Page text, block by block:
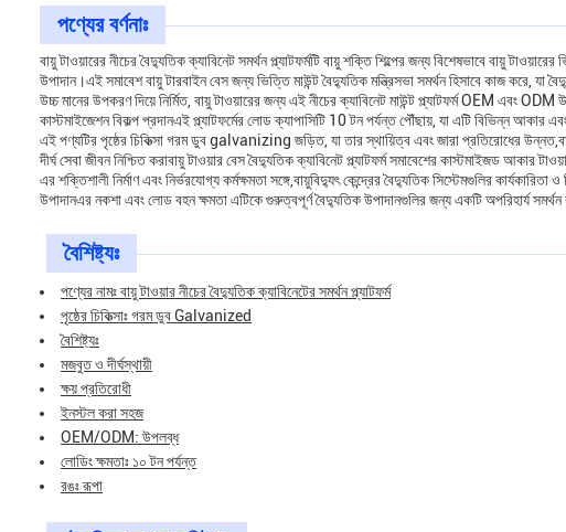
পণ্যের বর্ণনাঃ
বায়ু টাওয়ারের নীচের বৈদ্যুতিক ক্যাবিনেট সমর্থন প্ল্যাটফর্মটি বায়ু শক্তি শিল্পের জন্য বিশেষভাবে বায়ু
উপাদান।এই সমাবেশ বায়ু টারবাইন বেস জন্য ভিত্তি মাউন্ট বৈদ্যুতিক মন্ত্রিসভা সমর্থন হিসাবে কাজ করে, যা
উচ্চ মানের উপকরণ দিয়ে নির্মিত, বায়ু টাওয়ারের জন্য এই নীচের ক্যাবিনেট মাউন্ট প্ল্যাটফর্ম OEM এবং
কাস্টমাইজেশন বিকল্প প্রদানএই প্ল্যাটফর্মের লোড ক্যাপাসিটি 10 টন পর্যন্ত পৌঁছায়, যা এটি বিভিন্ন
এই পণ্যটির পৃষ্ঠের চিকিত্সা গরম ডুব galvanizing জড়িত, যা তার স্থায়িত্ব এবং জারা প্রতিরোধের
দীর্ঘ সেবা জীবন নিশ্চিত করাবায়ু টাওয়ার বেস বৈদ্যুতিক ক্যাবিনেট প্ল্যাটফর্ম সমাবেশের কাস্টমাইজড আকার
এর শক্তিশালী নির্মাণ এবং নির্ভরযোগ্য কর্মক্ষমতা সঙ্গে,বায়ুবিদ্যুৎ কেন্দ্রের বৈদ্যুতিক সিস্টেমগুলির কার্যকারিতা
উপাদানএর নকশা এবং লোড বহন ক্ষমতা এটিকে গুরুত্বপূর্ণ বৈদ্যুতিক উপাদানগুলির জন্য একটি অপরিহার্য
বৈশিষ্ট্যঃ
পণ্যের নামঃ বায়ু টাওয়ার নীচের বৈদ্যুতিক ক্যাবিনেটের সমর্থন প্ল্যাটফর্ম
পৃষ্ঠের চিকিত্সাঃ গরম ডুব Galvanized
বৈশিষ্ট্যঃ
মজবুত ও দীর্ঘস্থায়ী
ক্ষয় প্রতিরোধী
ইনস্টল করা সহজ
OEM/ODM: উপলব্ধ
লোডিং ক্ষমতাঃ ১০ টন পর্যন্ত
রঙঃ রূপা